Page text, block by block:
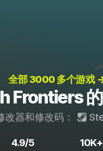
全部 3000 多个游戏
Frontiers
改器和修改码：
4.9/5 10K+